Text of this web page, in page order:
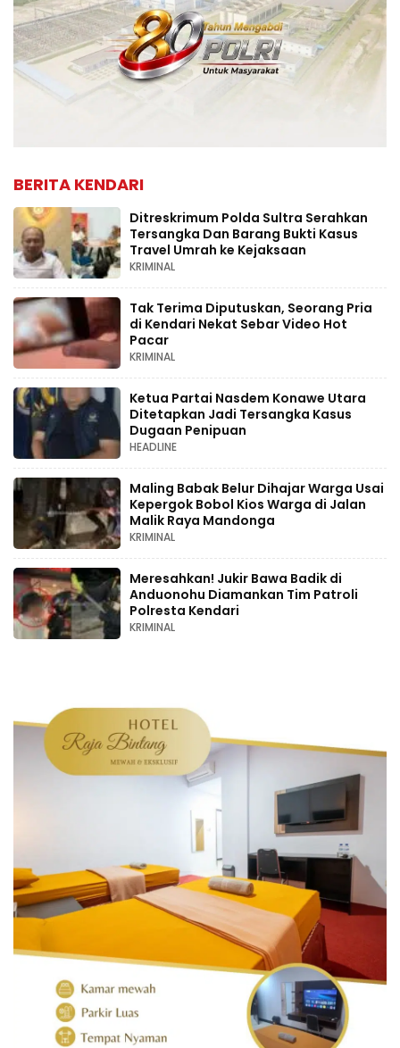
BERITA KENDARI
Ditreskrimum Polda Sultra Serahkan
Tersangka Dan Barang Bukti Kasus
Travel Umrah ke Kejaksaan
KRIMINAL
Tak Terima Diputuskan, Seorang Pria
di Kendari Nekat Sebar Video Hot
Pacar
KRIMINAL
Ketua Partai Nasdem Konawe Utara
Ditetapkan Jadi Tersangka Kasus
Dugaan Penipuan
HEADLINE
Maling Babak Belur Dihajar Warga Usai
Kepergok Bobol Kios Warga di Jalan
Malik Raya Mandonga
KRIMINAL
Meresahkan! Jukir Bawa Badik di
Anduonohu Diamankan Tim Patroli
Polresta Kendari
KRIMINAL